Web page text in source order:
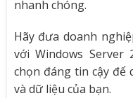
nhanh chóng.
Hãy đưa doanh
với Windows
chọn đáng tin cậy để
và dữ liệu của bạn.